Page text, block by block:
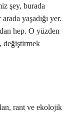
şey, burada
yaşadığı yer.
hep. O yüzden
değiştirmek
rant ve ekolojik